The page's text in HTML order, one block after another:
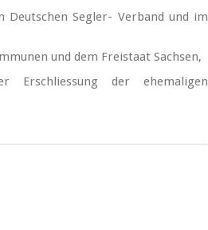
Segler- Verband und im
und dem Freistaat Sachsen,
Erschliessung der ehemaligen